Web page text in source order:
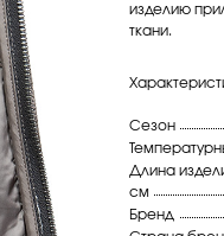
изделию
ткани.
Сезон
Длина
см
Бренд